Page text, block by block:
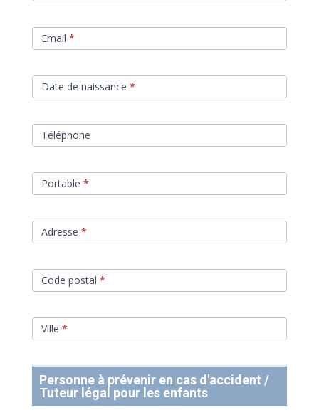
Email *
Date de naissance *
Téléphone
Portable *
Adresse *
Code postal *
Ville *
Personne à prévenir en cas d'accident /
Tuteur légal pour les enfants